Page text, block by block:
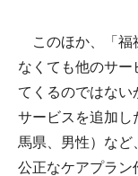
このほか、「福
なくても他のサー
てくるのではない
サービスを追加し
馬県、男性）など
公正なケアプラン